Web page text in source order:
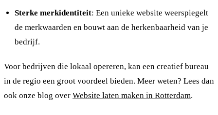
Sterke merkidentiteit: Een unieke website weerspiegelt
de merkwaarden en bouwt aan de herkenbaarheid van je
bedrijf.
Voor bedrijven die lokaal opereren, kan een creatief bureau
in de regio een groot voordeel bieden. Meer weten? Lees dan
ook onze blog over Website laten maken in Rotterdam.